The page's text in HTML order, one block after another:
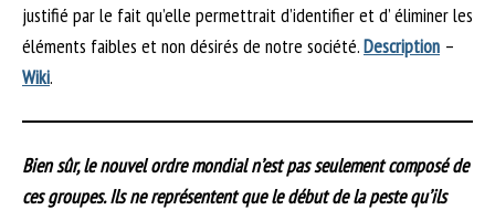
justifié par le fait qu’elle permettrait d’identifier et d’ éliminer les
éléments faibles et non désirés de notre société.Description –
Wiki.
Bien sûr, le nouvel ordre mondial n’est pas seulement composé de
ces groupes. Ils ne représentent que le début de la peste qu’ils